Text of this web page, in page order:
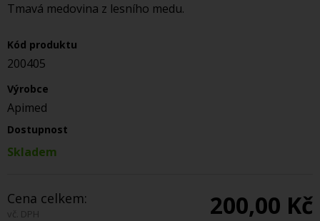
Tmavá medovina z lesního medu.
Kód produktu
200405
Výrobce
Apimed
Dostupnost
Skladem
Cena celkem:
vč. DPH 200,00 Kč